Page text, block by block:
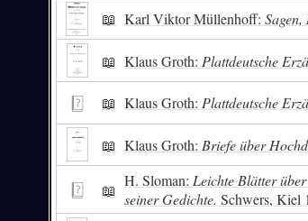
📖 Karl Viktor Müllenhoff:
📖 Klaus Groth: Plattdeutsche
📖 Klaus Groth: Plattdeutsche
📖 Klaus Groth: Briefe über
📖 H. Sloman: Leichte Blätter
seiner Gedichte. Schwers, Kiel